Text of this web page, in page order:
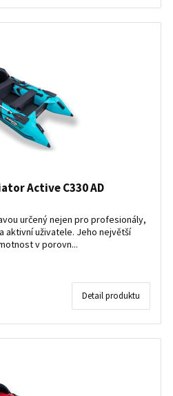
Active C330 AD
určený nejen pro profesionály,
aktivní uživatele. Jeho největší
v porovn...
Detail produktu